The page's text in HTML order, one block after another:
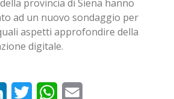
provincia di Siena hanno
ad un nuovo sondaggio per
aspetti approfondire della
digitale.
LinkedInTwitter WhatsApp